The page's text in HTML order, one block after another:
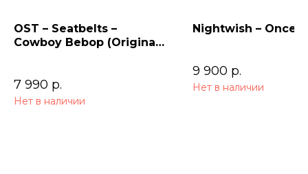
OST – Seatbelts –
Cowboy Bebop (Original
7 990 р.
Нет в наличии
Nightwish – Once
9 900 р.
Нет в наличии